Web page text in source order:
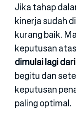
Jika tahap
kinerja sudah
kurang baik.
keputusan atas
dimulai lagi
begitu dan
keputusan
paling optimal.